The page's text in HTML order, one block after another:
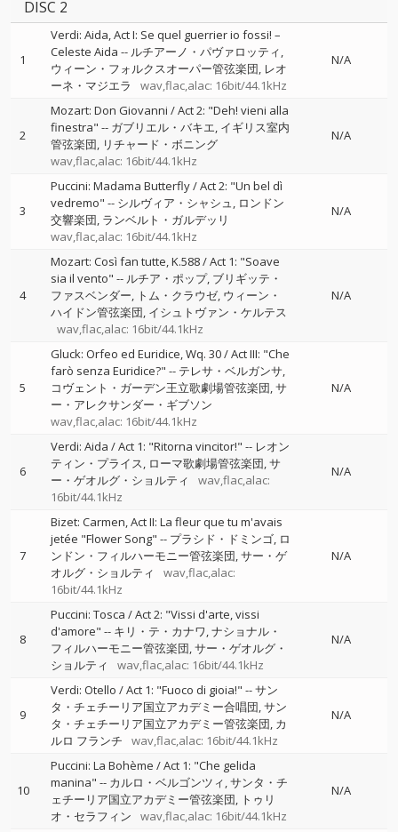
DISC 2
1
Verdi: Aida, Act I: Se quel guerrier io fossi! –
Celeste Aida -- ルチアーノ・パヴァロッティ
ウィーン・フォルクスオーパー管弦楽団 レオ
ーネ・マジエラ
wav,flac,alac: 16bit/44.1kHz
N/A
2
Mozart: Don Giovanni / Act 2: "Deh! vieni alla
finestra" -- ガブリエル・バキエ イギリス室内
管弦楽団 リチャード・ボニング
wav,flac,alac: 16bit/44.1kHz
N/A
3
Puccini: Madama Butterfly / Act 2: "Un bel dì
vedremo" -- シルヴィア・シャシュ ロンドン
交響楽団 ランベルト・ガルデッリ
wav,flac,alac: 16bit/44.1kHz
N/A
4
Mozart: Così fan tutte, K.588 / Act 1: "Soave
sia il vento" -- ルチア・ポップ ブリギッテ・
ファスベンダー
トム・クラウゼ ウィーン・
ハイドン管弦楽団 イシュトヴァン・ケルテス
wav,flac,alac: 16bit/44.1kHz
N/A
5
Gluck: Orfeo ed Euridice, Wq. 30 / Act III: "Che
farò senza Euridice?" -- テレサ・ベルガンサ
コヴェント・ガーデン王立歌劇場管弦楽団 サ
ー・アレクサンダー・ギブソン
wav,flac,alac: 16bit/44.1kHz
N/A
6
Verdi: Aida / Act 1: "Ritorna vincitor!" -- レオン
ティン・プライス ローマ歌劇場管弦楽団 サ
ー・ゲオルグ・ショルティ
wav,flac,alac:
16bit/44.1kHz
N/A
7
Bizet: Carmen, Act II: La fleur que tu m'avais
jetée "Flower Song" -- プラシド・ドミンゴ ロ
ンドン・フィルハーモニー管弦楽団 サー・ゲ
オルグ・ショルティ
wav,flac,alac:
16bit/44.1kHz
N/A
8
Puccini: Tosca / Act 2: "Vissi d'arte, vissi
d'amore" -- キリ・テ・カナワ ナショナル・
フィルハーモニー管弦楽団 サー・ゲオルグ・
ショルティ
wav,flac,alac: 16bit/44.1kHz
N/A
9
Verdi: Otello / Act 1: "Fuoco di gioia!" --サン
タ・チェチーリア国立アカデミー合唱団 サン
タ・チェチーリア国立アカデミー管弦楽団 カ
ルロ フランチ
wav,flac,alac: 16bit/44.1kHz
N/A
10
Puccini: La Bohème / Act 1: "Che gelida
manina" -- カルロ・ベルゴンツィ サンタ・チ
ェチーリア国立アカデミー管弦楽団
トゥリ
オ・セラフィン
wav,flac,alac: 16bit/44.1kHz
N/A